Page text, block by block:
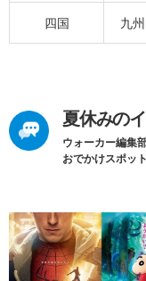
四国 九
夏休みの
ウォーカー編集
おでかけスポット